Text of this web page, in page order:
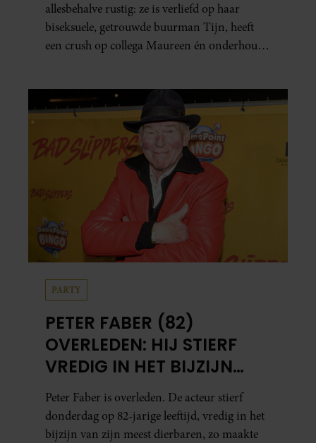
allesbehalve rustig: ze is verliefd op haar
biseksuele, getrouwde buurman Tijn, heeft
een crush op collega Maureen én onderhoudt
PARTY
PETER FABER (82)
OVERLEDEN: HIJ STIERF
VREDIG IN HET BIJZIJN
VAN ZIJN MEEST
DIERBAREN
Peter Faber is overleden. De acteur stierf
donderdag op 82-jarige leeftijd, vredig in het
bijzijn van zijn meest dierbaren, zo maakte